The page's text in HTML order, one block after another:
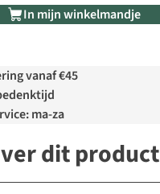
In mijn winkelmandje
vanaf €45
ma-za
dit product